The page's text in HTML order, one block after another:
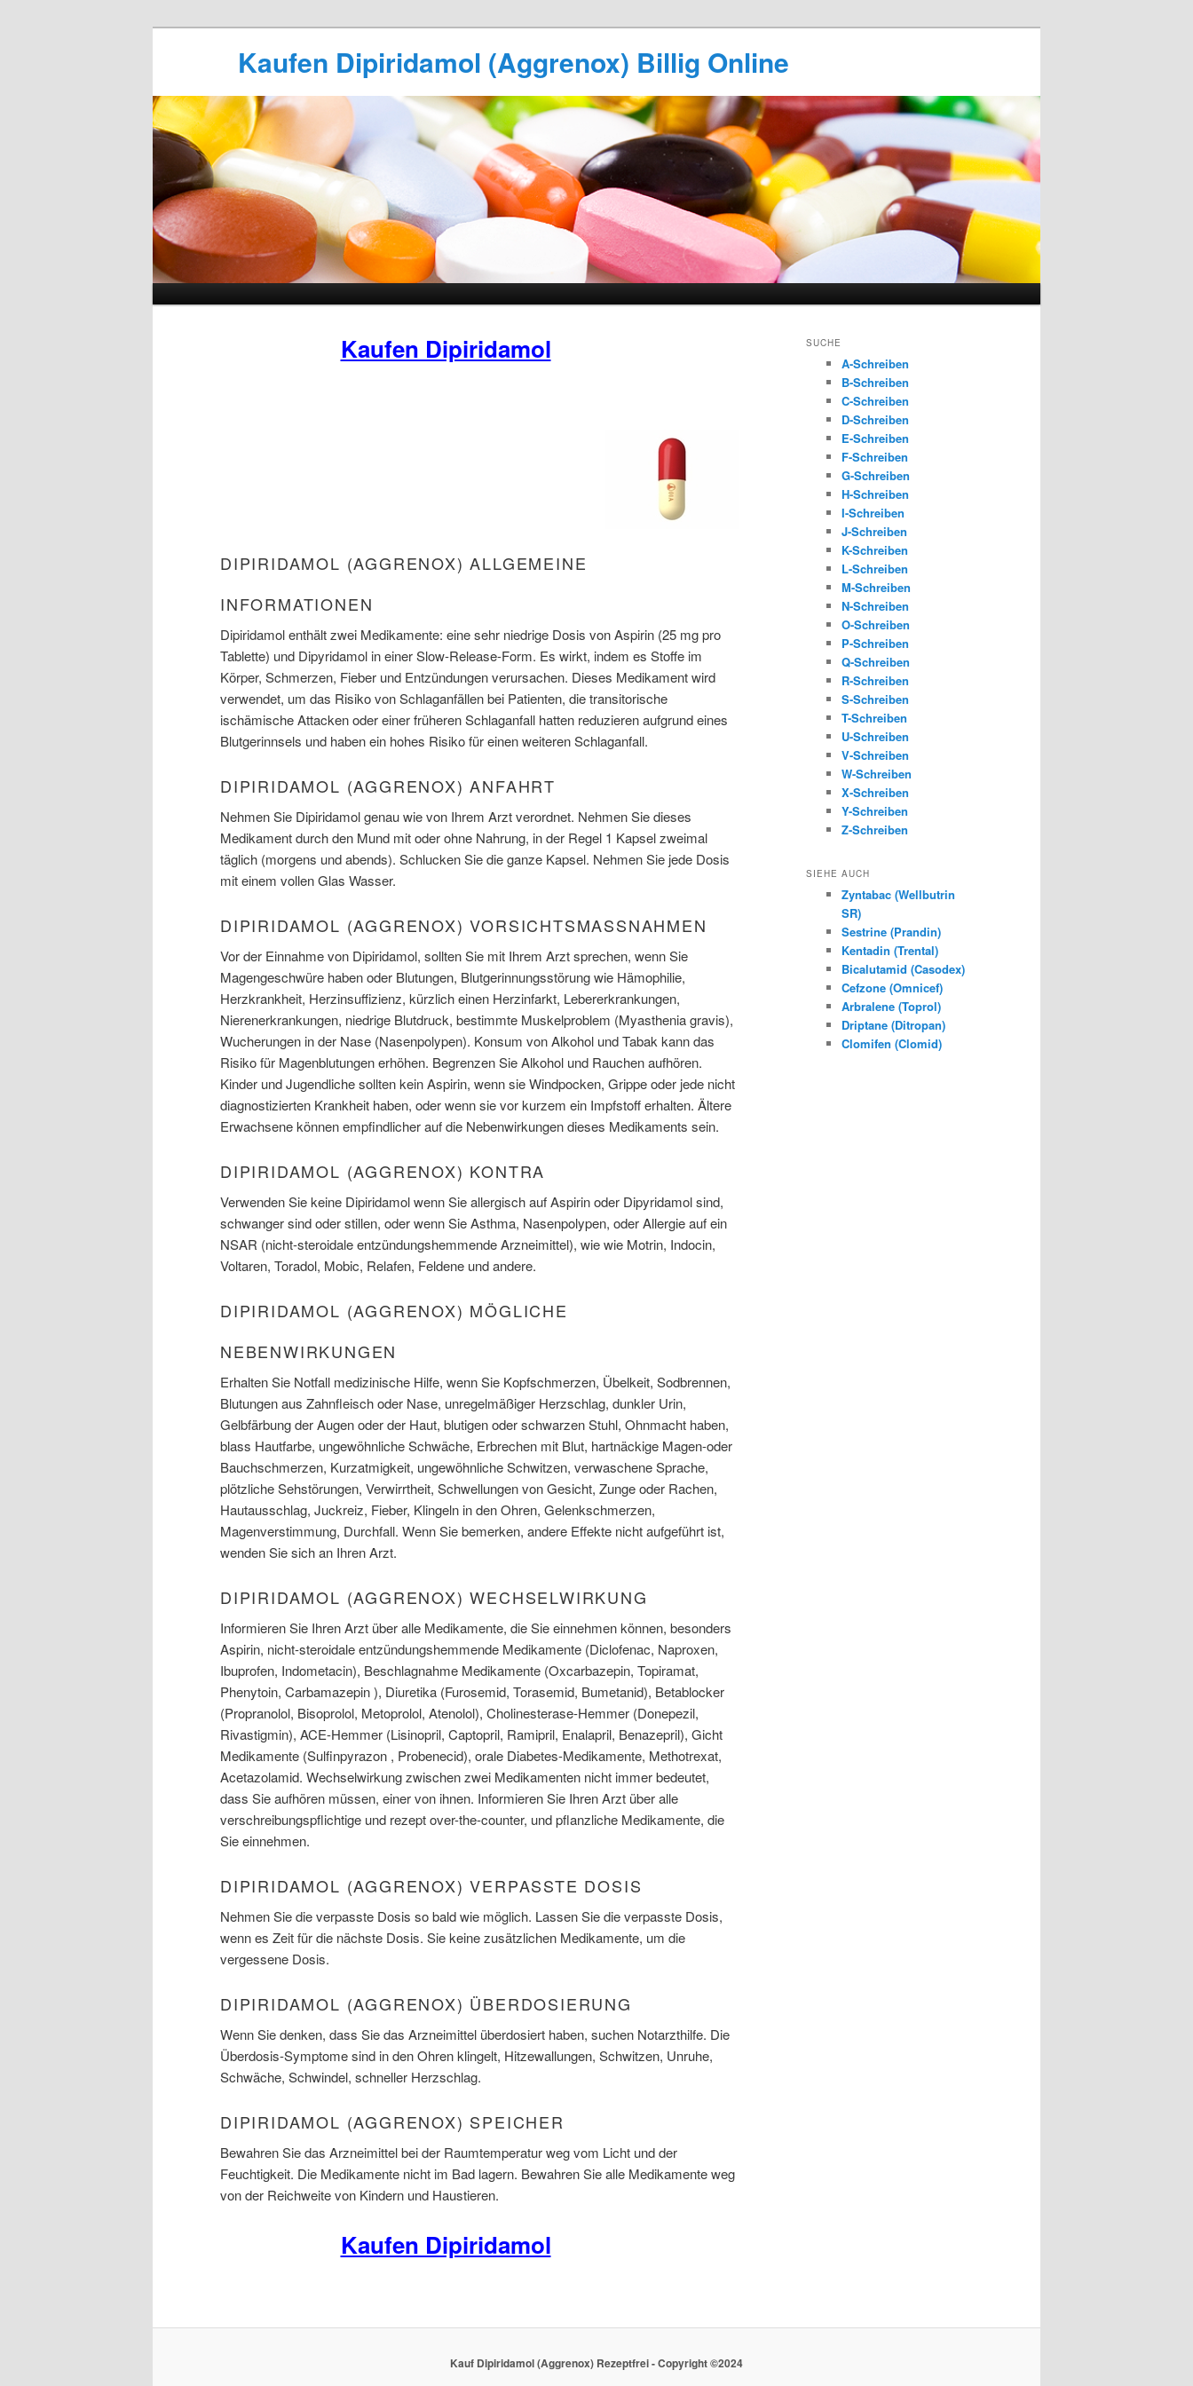
Kaufen Dipiridamol (Aggrenox) Billig Online
Kaufen Dipiridamol
DIPIRIDAMOL (AGGRENOX) ALLGEMEINE
INFORMATIONEN
Dipiridamol enthält zwei Medikamente: eine sehr niedrige Dosis von Aspirin (25 mg pro
Tablette) und Dipyridamol in einer Slow-Release-Form. Es wirkt, indem es Stoffe im
Körper, Schmerzen, Fieber und Entzündungen verursachen. Dieses Medikament wird
verwendet, um das Risiko von Schlaganfällen bei Patienten, die transitorische
ischämische Attacken oder einer früheren Schlaganfall hatten reduzieren aufgrund eines
Blutgerinnsels und haben ein hohes Risiko für einen weiteren Schlaganfall.
DIPIRIDAMOL (AGGRENOX) ANFAHRT
Nehmen Sie Dipiridamol genau wie von Ihrem Arzt verordnet. Nehmen Sie dieses
Medikament durch den Mund mit oder ohne Nahrung, in der Regel 1 Kapsel zweimal
täglich (morgens und abends). Schlucken Sie die ganze Kapsel. Nehmen Sie jede Dosis
mit einem vollen Glas Wasser.
DIPIRIDAMOL (AGGRENOX) VORSICHTSMASSNAHMEN
Vor der Einnahme von Dipiridamol, sollten Sie mit Ihrem Arzt sprechen, wenn Sie
Magengeschwüre haben oder Blutungen, Blutgerinnungsstörung wie Hämophilie,
Herzkrankheit, Herzinsuffizienz, kürzlich einen Herzinfarkt, Lebererkrankungen,
Nierenerkrankungen, niedrige Blutdruck, bestimmte Muskelproblem (Myasthenia gravis),
Wucherungen in der Nase (Nasenpolypen). Konsum von Alkohol und Tabak kann das
Risiko für Magenblutungen erhöhen. Begrenzen Sie Alkohol und Rauchen aufhören.
Kinder und Jugendliche sollten kein Aspirin, wenn sie Windpocken, Grippe oder jede nicht
diagnostizierten Krankheit haben, oder wenn sie vor kurzem ein Impfstoff erhalten. Ältere
Erwachsene können empfindlicher auf die Nebenwirkungen dieses Medikaments sein.
DIPIRIDAMOL (AGGRENOX) KONTRA
Verwenden Sie keine Dipiridamol wenn Sie allergisch auf Aspirin oder Dipyridamol sind,
schwanger sind oder stillen, oder wenn Sie Asthma, Nasenpolypen, oder Allergie auf ein
NSAR (nicht-steroidale entzündungshemmende Arzneimittel), wie wie Motrin, Indocin,
Voltaren, Toradol, Mobic, Relafen, Feldene und andere.
DIPIRIDAMOL (AGGRENOX) MÖGLICHE
NEBENWIRKUNGEN
Erhalten Sie Notfall medizinische Hilfe, wenn Sie Kopfschmerzen, Übelkeit, Sodbrennen,
Blutungen aus Zahnfleisch oder Nase, unregelmäßiger Herzschlag, dunkler Urin,
Gelbfärbung der Augen oder der Haut, blutigen oder schwarzen Stuhl, Ohnmacht haben,
blass Hautfarbe, ungewöhnliche Schwäche, Erbrechen mit Blut, hartnäckige Magen-oder
Bauchschmerzen, Kurzatmigkeit, ungewöhnliche Schwitzen, verwaschene Sprache,
plötzliche Sehstörungen, Verwirrtheit, Schwellungen von Gesicht, Zunge oder Rachen,
Hautausschlag, Juckreiz, Fieber, Klingeln in den Ohren, Gelenkschmerzen,
Magenverstimmung, Durchfall. Wenn Sie bemerken, andere Effekte nicht aufgeführt ist,
wenden Sie sich an Ihren Arzt.
DIPIRIDAMOL (AGGRENOX) WECHSELWIRKUNG
Informieren Sie Ihren Arzt über alle Medikamente, die Sie einnehmen können, besonders
Aspirin, nicht-steroidale entzündungshemmende Medikamente (Diclofenac, Naproxen,
Ibuprofen, Indometacin), Beschlagnahme Medikamente (Oxcarbazepin, Topiramat,
Phenytoin, Carbamazepin ), Diuretika (Furosemid, Torasemid, Bumetanid), Betablocker
(Propranolol, Bisoprolol, Metoprolol, Atenolol), Cholinesterase-Hemmer (Donepezil,
Rivastigmin), ACE-Hemmer (Lisinopril, Captopril, Ramipril, Enalapril, Benazepril), Gicht
Medikamente (Sulfinpyrazon , Probenecid), orale Diabetes-Medikamente, Methotrexat,
Acetazolamid. Wechselwirkung zwischen zwei Medikamenten nicht immer bedeutet,
dass Sie aufhören müssen, einer von ihnen. Informieren Sie Ihren Arzt über alle
verschreibungspflichtige und rezept over-the-counter, und pflanzliche Medikamente, die
Sie einnehmen.
DIPIRIDAMOL (AGGRENOX) VERPASSTE DOSIS
Nehmen Sie die verpasste Dosis so bald wie möglich. Lassen Sie die verpasste Dosis,
wenn es Zeit für die nächste Dosis. Sie keine zusätzlichen Medikamente, um die
vergessene Dosis.
DIPIRIDAMOL (AGGRENOX) ÜBERDOSIERUNG
Wenn Sie denken, dass Sie das Arzneimittel überdosiert haben, suchen Notarzthilfe. Die
Überdosis-Symptome sind in den Ohren klingelt, Hitzewallungen, Schwitzen, Unruhe,
Schwäche, Schwindel, schneller Herzschlag.
DIPIRIDAMOL (AGGRENOX) SPEICHER
Bewahren Sie das Arzneimittel bei der Raumtemperatur weg vom Licht und der
Feuchtigkeit. Die Medikamente nicht im Bad lagern. Bewahren Sie alle Medikamente weg
von der Reichweite von Kindern und Haustieren.
Kaufen Dipiridamol
SUCHE
A-Schreiben
B-Schreiben
C-Schreiben
D-Schreiben
E-Schreiben
F-Schreiben
G-Schreiben
H-Schreiben
I-Schreiben
J-Schreiben
K-Schreiben
L-Schreiben
M-Schreiben
N-Schreiben
O-Schreiben
P-Schreiben
Q-Schreiben
R-Schreiben
S-Schreiben
T-Schreiben
U-Schreiben
V-Schreiben
W-Schreiben
X-Schreiben
Y-Schreiben
Z-Schreiben
SIEHE AUCH
Zyntabac (Wellbutrin
SR)
Sestrine (Prandin)
Kentadin (Trental)
Bicalutamid (Casodex)
Cefzone (Omnicef)
Arbralene (Toprol)
Driptane (Ditropan)
Clomifen (Clomid)
Kauf Dipiridamol (Aggrenox) Rezeptfrei - Copyright ©2024